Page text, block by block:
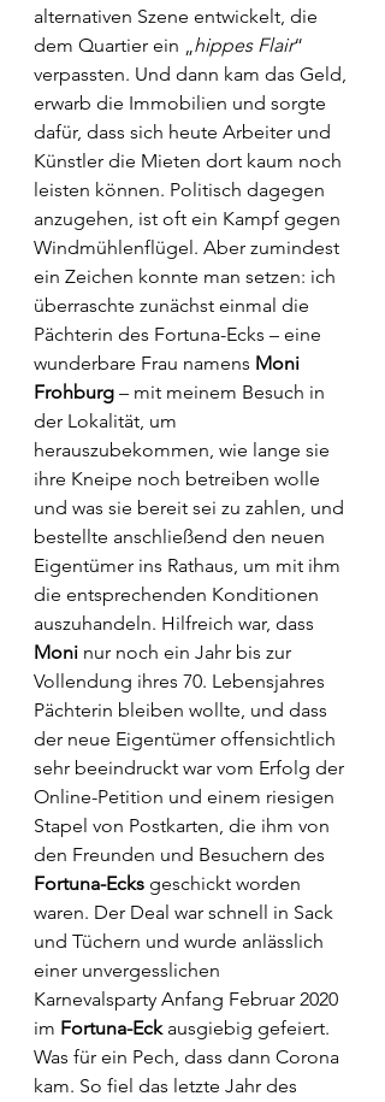
alternativen Szene entwickelt, die
dem Quartier ein „hippes Flair“
verpassten. Und dann kam das Geld,
erwarb die Immobilien und sorgte
dafür, dass sich heute Arbeiter und
Künstler die Mieten dort kaum noch
leisten können. Politisch dagegen
anzugehen, ist oft ein Kampf gegen
Windmühlenflügel. Aber zumindest
ein Zeichen konnte man setzen: ich
überraschte zunächst einmal die
Pächterin des Fortuna-Ecks – eine
wunderbare Frau namens Moni
Frohburg – mit meinem Besuch in
der Lokalität, um
herauszubekommen, wie lange sie
ihre Kneipe noch betreiben wolle
und was sie bereit sei zu zahlen, und
bestellte anschließend den neuen
Eigentümer ins Rathaus, um mit ihm
die entsprechenden Konditionen
auszuhandeln. Hilfreich war, dass
Moni nur noch ein Jahr bis zur
Vollendung ihres 70. Lebensjahres
Pächterin bleiben wollte, und dass
der neue Eigentümer offensichtlich
sehr beeindruckt war vom Erfolg der
Online-Petition und einem riesigen
Stapel von Postkarten, die ihm von
den Freunden und Besuchern des
Fortuna-Ecks geschickt worden
waren. Der Deal war schnell in Sack
und Tüchern und wurde anlässlich
einer unvergesslichen
Karnevalsparty Anfang Februar 2020
im Fortuna-Eck ausgiebig gefeiert.
Was für ein Pech, dass dann Corona
kam. So fiel das letzte Jahr des